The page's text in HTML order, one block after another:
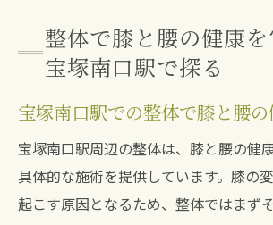
整体で膝と腰の健康
宝塚南口駅で探る
宝塚南口駅での整体で膝と腰
宝塚南口駅周辺の整体は、膝と腰の健
具体的な施術を提供しています。膝の
起こす原因となるため、整体ではまず